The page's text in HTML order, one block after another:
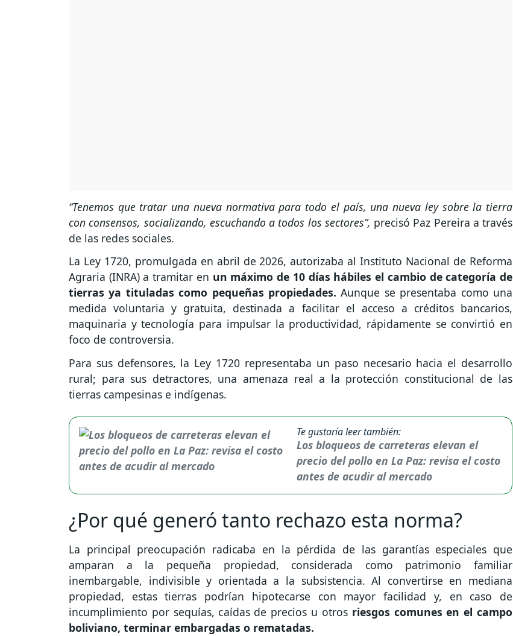
“Tenemos que tratar una nueva normativa para todo el país, una nueva ley sobre la tierra
con consensos, socializando, escuchando a todos los sectores”, precisó Paz Pereira a través
de las redes sociales.
La Ley 1720, promulgada en abril de 2026, autorizaba al Instituto Nacional de Reforma
Agraria (INRA) a tramitar en un máximo de 10 días hábiles el cambio de categoría de
tierras ya tituladas como pequeñas propiedades.Aunque se presentaba como una
medida voluntaria y gratuita, destinada a facilitar el acceso a créditos bancarios,
maquinaria y tecnología para impulsar la productividad, rápidamente se convirtió en
foco de controversia.
Para sus defensores, la Ley 1720 representaba un paso necesario hacia el desarrollo
rural; para sus detractores, una amenaza real a la protección constitucional de las
tierras campesinas e indígenas.
Te gustaría leer también:
Los bloqueos de carreteras elevan el
precio del pollo en La Paz: revisa el costo
antes de acudir al mercado
¿Por qué generó tanto rechazo esta norma?
La principal preocupación radicaba en la pérdida de las garantías especiales que
amparan a la pequeña propiedad, considerada como patrimonio familiar
inembargable, indivisible y orientada a la subsistencia. Al convertirse en mediana
propiedad, estas tierras podrían hipotecarse con mayor facilidad y, en caso de
incumplimiento por sequías, caídas de precios u otros riesgos comunes en el campo
boliviano, terminar embargadas o rematadas.